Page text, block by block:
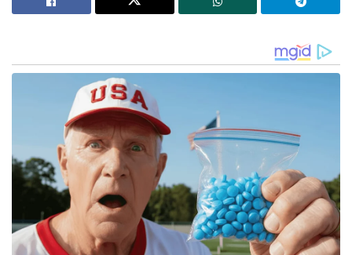
ബംഗ്ലാദേശ് മറ്റൊരു പാകിസ്താനായി മാറുന്നു, ഇന്ത്യ
ജാഗ്രത പാലിക്കണം’; ഷെയ്ഖ് ഹസീനയുടെ മകൻ
കേന്ദ്ര വാണിജ്യമന്ത്രി പിയൂഷ് ഗോയലിന്റെ കാനഡ
സന്ദർശനം ഇരുരാജ്യങ്ങളും തമ്മിലുള്ള ബന്ധം
പൂർണ്ണമായും പുനഃസ്ഥാപിക്കുന്നതിന്റെ വ്യക്തമായ
സൂചന നൽകി. ജി7 ഉച്ചകോടിക്കിടെ നടന്ന
കൂടിക്കാഴ്ചയാണ് ഇരുരാജ്യങ്ങളും തമ്മിലുള്ള
ബന്ധത്തിൽ വലിയ മാറ്റത്തിന് തുടക്കമിട്ടത്.